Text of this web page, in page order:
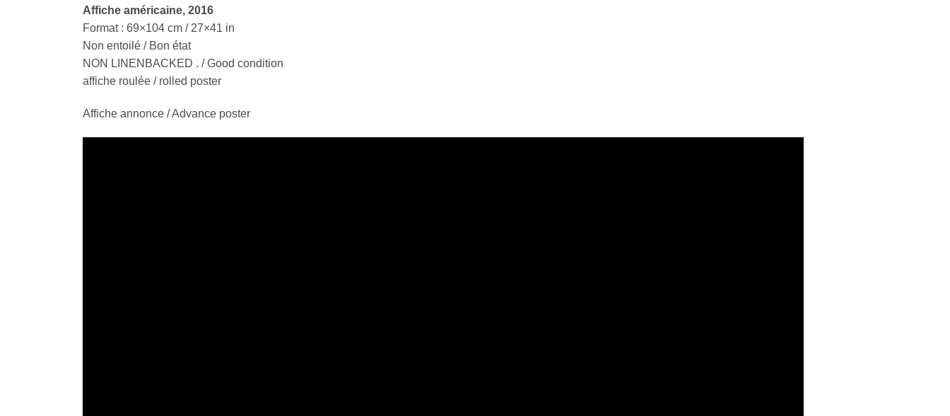
Affiche américaine, 2016
Format : 69×104 cm / 27×41 in
Non entoilé / Bon état
NON LINENBACKED . / Good condition
affiche roulée / rolled poster
Affiche annonce / Advance poster